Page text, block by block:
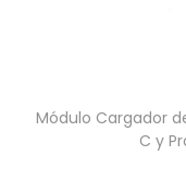
Módulo Cargador
C y